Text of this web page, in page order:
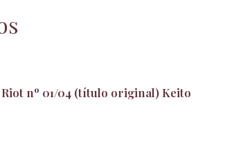
Riot nº 01/04 (título original) Keito